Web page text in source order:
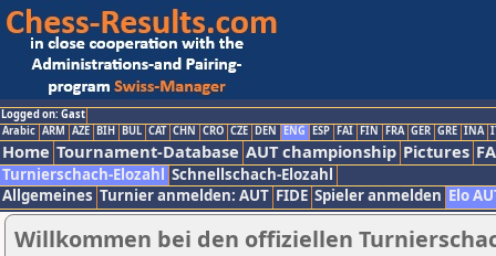
Logged on: Gast
Arabic ARM AZE BIH BUL CAT CHN CRO CZE DEN ENG ESP FAI FIN FRA GER GRE INA
Home Tournament-Database AUT championship Pictures
Turnierschach-Elozahl Schnellschach-Elozahl
Allgemeines Turnier anmelden: AUT FIDE Spieler anmelden Elo
Willkommen bei den offiziellen